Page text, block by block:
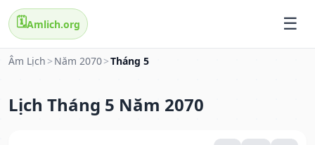
🗓️Amlich.org
Âm Lịch > Năm 2070>Tháng 5
Lịch Tháng 5 Năm 2070